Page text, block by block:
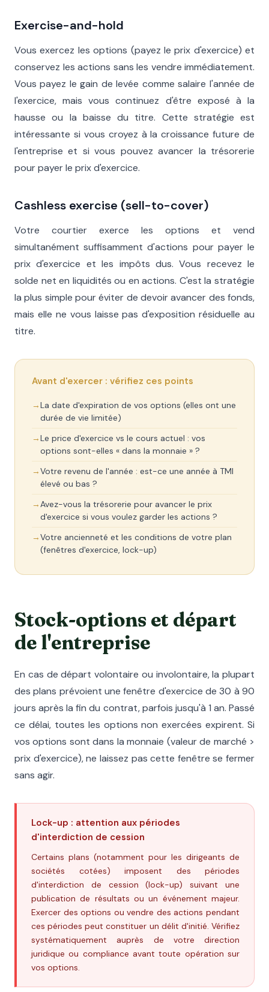
Exercise-and-hold
Vous exercez les options (payez le prix d'exercice) et
conservez les actions sans les vendre immédiatement.
Vous payez le gain de levée comme salaire l'année de
l'exercice, mais vous continuez d'être exposé à la
hausse ou la baisse du titre. Cette stratégie est
intéressante si vous croyez à la croissance future de
l'entreprise et si vous pouvez avancer la trésorerie
pour payer le prix d'exercice.
Cashless exercise (sell-to-cover)
Votre courtier exerce les options et vend
simultanément suffisamment d'actions pour payer le
prix d'exercice et les impôts dus. Vous recevez le
solde net en liquidités ou en actions. C'est la stratégie
la plus simple pour éviter de devoir avancer des fonds,
mais elle ne vous laisse pas d'exposition résiduelle au
titre.
Avant d'exercer : vérifiez ces points
La date d'expiration de vos options (elles ont une
durée de vie limitée)
Le price d'exercice vs le cours actuel : vos
options sont-elles « dans la monnaie » ?
Votre revenu de l'année : est-ce une année à TMI
élevé ou bas ?
Avez-vous la trésorerie pour avancer le prix
d'exercice si vous voulez garder les actions ?
Votre ancienneté et les conditions de votre plan
(fenêtres d'exercice, lock-up)
Stock-options et départ
de l'entreprise
En cas de départ volontaire ou involontaire, la plupart
des plans prévoient une fenêtre d'exercice de 30 à 90
jours après la fin du contrat, parfois jusqu'à 1 an. Passé
ce délai, toutes les options non exercées expirent. Si
vos options sont dans la monnaie (valeur de marché >
prix d'exercice), ne laissez pas cette fenêtre se fermer
sans agir.
Lock-up : attention aux périodes
d'interdiction de cession
Certains plans (notamment pour les dirigeants de
sociétés cotées) imposent des périodes
d'interdiction de cession (lock-up) suivant une
publication de résultats ou un événement majeur.
Exercer des options ou vendre des actions pendant
ces périodes peut constituer un délit d'initié. Vérifiez
systématiquement auprès de votre direction
juridique ou compliance avant toute opération sur
vos options.